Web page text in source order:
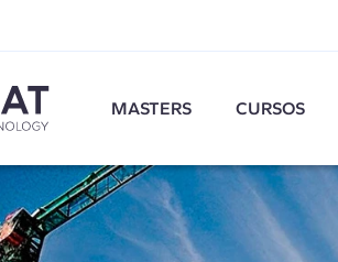
MASTERS CURSOS